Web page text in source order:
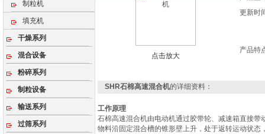
制粒机
填充机
干燥系列
混合设备
粉碎系列
制粒设备
输送系列
过筛系列
点击放大
更新时
产品特
SHR石棉高速混合机的详细资料：
工作原理
石棉高速混合机由电动机通过胶带轮、减速箱直接
物料沿固定混合槽的锥形壁上升，处于返转运动状